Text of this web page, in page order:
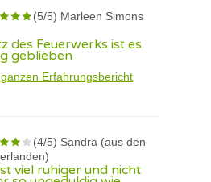
(5/5) Marleen Simons
des Feuerwerks ist es
geblieben
Erfahrungsbericht
(4/5) Sandra (aus den
viel ruhiger und nicht